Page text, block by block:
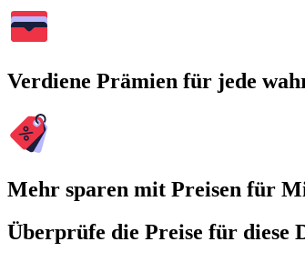
Verdiene Prämien für jede
Mehr sparen mit Preisen für
Überprüfe die Preise für diese